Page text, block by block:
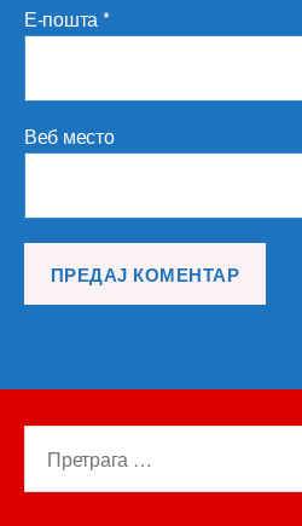
Е-пошта*
Веб место